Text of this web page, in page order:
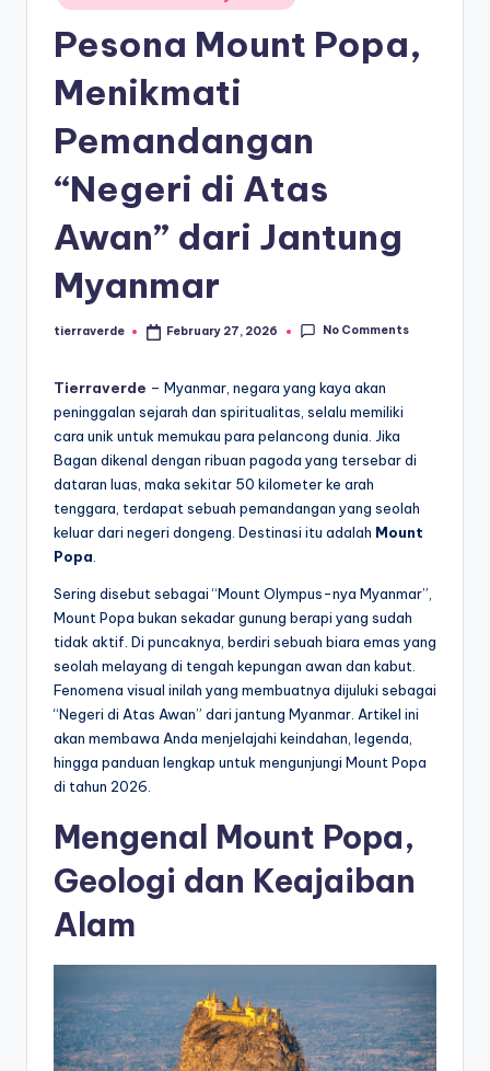
er
ul
er
diminati,
baik
dalam
negeri
maupun
mancanegara.
in
Pesona Mount Popa,
Menikmati
Pemandangan
“Negeri di Atas
Awan” dari Jantung
Myanmar
Posted
tierraverde February 27, 2026 No Comments
Tierraverde – Myanmar, negara yang kaya akan
peninggalan sejarah dan spiritualitas, selalu memiliki
cara unik untuk memukau para pelancong dunia. Jika
Bagan dikenal dengan ribuan pagoda yang tersebar di
dataran luas, maka sekitar 50 kilometer ke arah
tenggara, terdapat sebuah pemandangan yang seolah
keluar dari negeri dongeng. Destinasi itu adalah Mount
Popa
Sering disebut sebagai “Mount Olympus-nya Myanmar”,
Mount Popa bukan sekadar gunung berapi yang sudah
tidak aktif. Di puncaknya, berdiri sebuah biara emas yang
seolah melayang di tengah kepungan awan dan kabut.
Fenomena visual inilah yang membuatnya dijuluki sebagai
“Negeri di Atas Awan” dari jantung Myanmar. Artikel ini
akan membawa Anda menjelajahi keindahan, legenda,
hingga panduan lengkap untuk mengunjungi Mount Popa
di tahun 2026.
Mengenal Mount Popa,
Geologi dan Keajaiban
Alam